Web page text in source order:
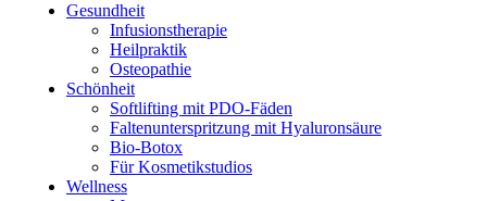
Gesundheit
Infusionstherapie
Heilpraktik
Osteopathie
Schönheit
Softlifting mit PDO-Fäden
Faltenunterspritzung mit Hyaluronsäure
Bio-Botox
Für Kosmetikstudios
Wellness